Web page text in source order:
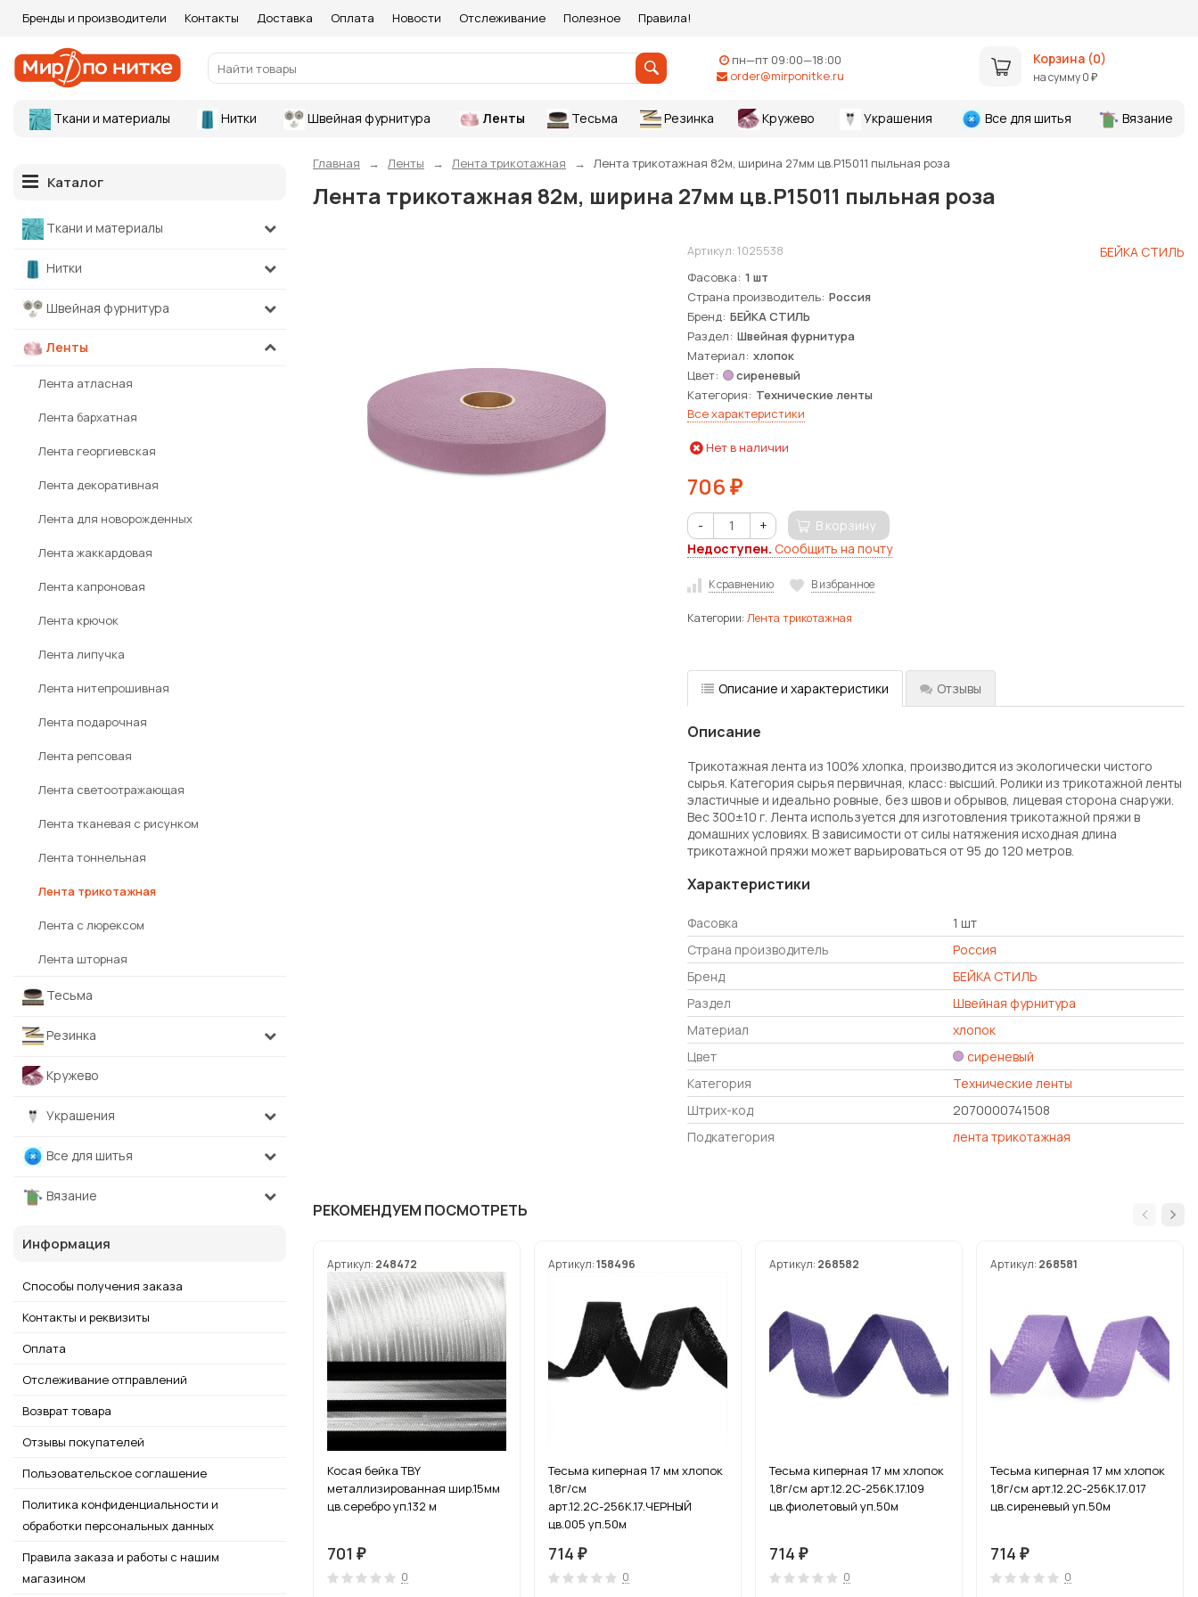
Бренды и производители Контакты Доставка Оплата Новости Отслеживание Полезное Правила!
пн—пт 09:00—18:00
order@mirponitke.ru
Корзина (0)
на сумму0 ₽
Ткани и материалы Нитки Швейная фурнитура Ленты Тесьма Резинка Кружево Украшения Все для шитья Вязание
Главная Ленты Лента трикотажная Лента трикотажная 82м, ширина 27мм цв.Р15011 пыльная роза
Лента трикотажная 82м, ширина 27мм цв.Р15011 пыльная роза
БЕЙКА СТИЛЬ
Артикул: 1025538
Фасовка 1 шт
Страна производитель Россия
Бренд БЕЙКА СТИЛЬ
Раздел Швейная фурнитура
Материал хлопок
Цвет
сиреневый
Категория
Технические ленты
Все характеристики
Нет в наличии
706 ₽
- +
В корзину
Недоступен. Сообщить на почту
К сравнению В избранное
Категории: Лента трикотажная
Описание и характеристики Отзывы
Описание
Трикотажная лента из 100% хлопка, производится из экологически чистого
сырья. Категория сырья первичная, класс: высший. Ролики из трикотажной ленты
эластичные и идеально ровные, без швов и обрывов, лицевая сторона снаружи.
Вес 300±10 г. Лента используется для изготовления трикотажной пряжи в
домашних условиях. В зависимости от силы натяжения исходная длина
трикотажной пряжи может варьироваться от 95 до 120 метров.
Характеристики
Фасовка
1 шт
Страна производитель
Россия
Бренд
БЕЙКА СТИЛЬ
Раздел
Швейная фурнитура
Материал
хлопок
Цвет
сиреневый
Категория
Технические ленты
Штрих-код
2070000741508
Подкатегория
лента трикотажная
РЕКОМЕНДУЕМ ПОСМОТРЕТЬ
Артикул: 248472
Косая бейка TBY
металлизированная шир.15мм
цв.серебро уп.132 м
701 ₽
0
Артикул:158496
Тесьма киперная 17 мм хлопок
1,8г/см
арт.12.2С-256К.17.ЧЕРНЫЙ
цв.005 уп.50м
714 ₽
0
Артикул: 268582
Тесьма киперная 17 мм хлопок
1,8г/см арт.12.2С-256К.17.109
цв.фиолетовый уп.50м
714 ₽
0
Артикул: 268581
Тесьма киперная 17 мм хлопок
1,8г/см арт.12.2С-256К.17.017
цв.сиреневый уп.50м
714 ₽
0
Каталог
Ткани и материалы
Нитки
Швейная фурнитура
Ленты
Лента атласная
Лента бархатная
Лента георгиевская
Лента декоративная
Лента для новорожденных
Лента жаккардовая
Лента капроновая
Лента крючок
Лента липучка
Лента нитепрошивная
Лента подарочная
Лента репсовая
Лента светоотражающая
Лента тканевая с рисунком
Лента тоннельная
Лента трикотажная
Лента с люрексом
Лента шторная
Тесьма
Резинка
Кружево
Украшения
Все для шитья
Вязание
Информация
Способы получения заказа
Контакты и реквизиты
Оплата
Отслеживание отправлений
Возврат товара
Отзывы покупателей
Пользовательское соглашение
Политика конфиденциальности и
обработки персональных данных
Правила заказа и работы с нашим
магазином